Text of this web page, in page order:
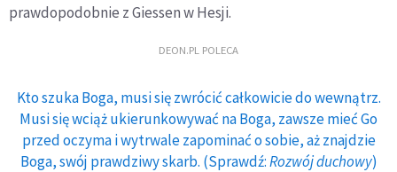
prawdopodobnie z Giessen w Hesji.
DEON.PL POLECA
Kto szuka Boga, musi się zwrócić całkowicie do wewnątrz.
Musi się wciąż ukierunkowywać na Boga, zawsze mieć Go
przed oczyma i wytrwale zapominać o sobie, aż znajdzie
Boga, swój prawdziwy skarb. (Sprawdź:Rozwój duchowy)